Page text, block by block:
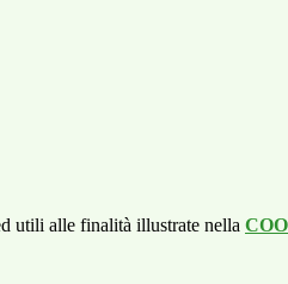
utili alle finalità illustrate nella